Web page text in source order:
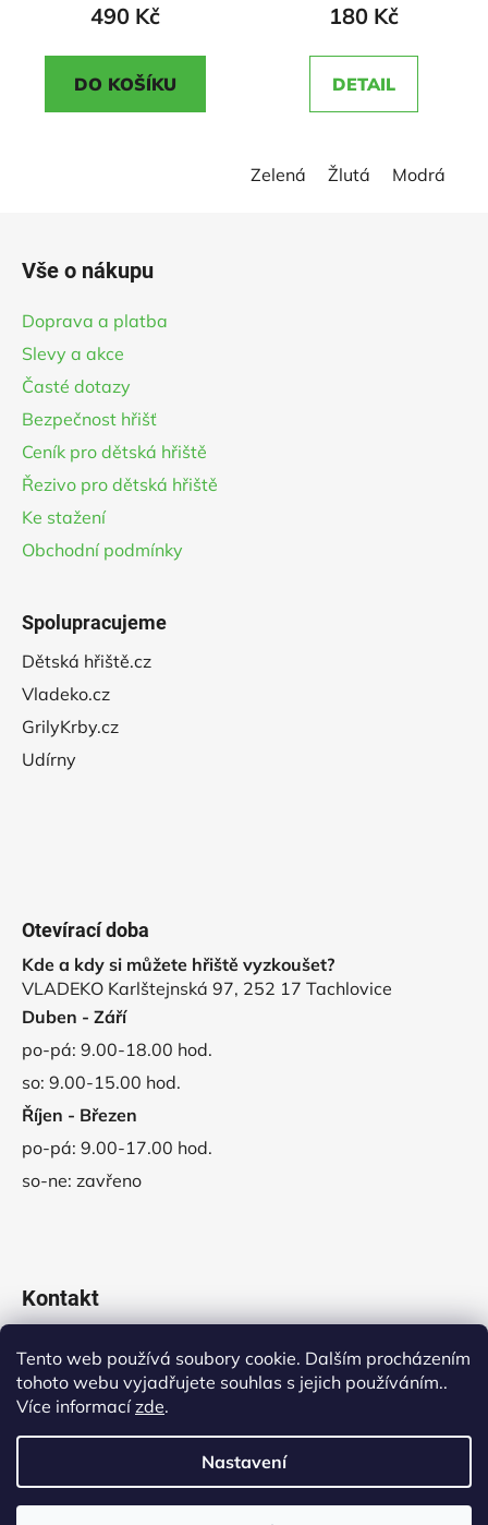
Tento web používá soubory cookie. Dalším procházením
tohoto webu vyjadřujete souhlas s jejich používáním..
Více informacízde.
Nastavení
3,5
z
490 Kč
DO KOŠÍKU
5,0
z
180 Kč
DETAIL
Zelená Žlutá Modrá
Vše o nákupu
Doprava a platba
Slevy a akce
Časté dotazy
Bezpečnost hřišť
Ceník pro dětská hřiště
Řezivo pro dětská hřiště
Ke stažení
Obchodní podmínky
Spolupracujeme
Dětská hřiště.cz
Vladeko.cz
GrilyKrby.cz
Udírny
Otevírací doba
Kde a kdy si můžete hřiště vyzkoušet?
VLADEKO Karlštejnská 97, 252 17 Tachlovice
Duben - Září
po-pá: 9.00-18.00 hod.
so: 9.00-15.00 hod.
Říjen - Březen
po-pá: 9.00-17.00 hod.
so-ne: zavřeno
Kontakt
obchod@vladeko.cz
+420 311 678 445
Vytvořil Shoptet